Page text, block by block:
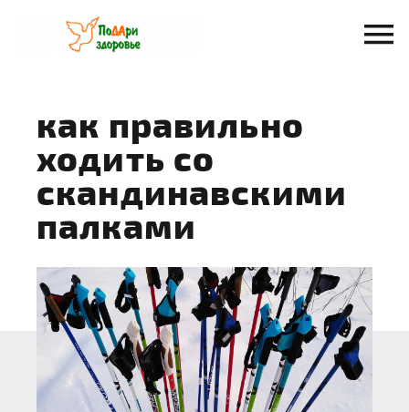
содержанию
как правильно
ходить со
скандинавскими
палками